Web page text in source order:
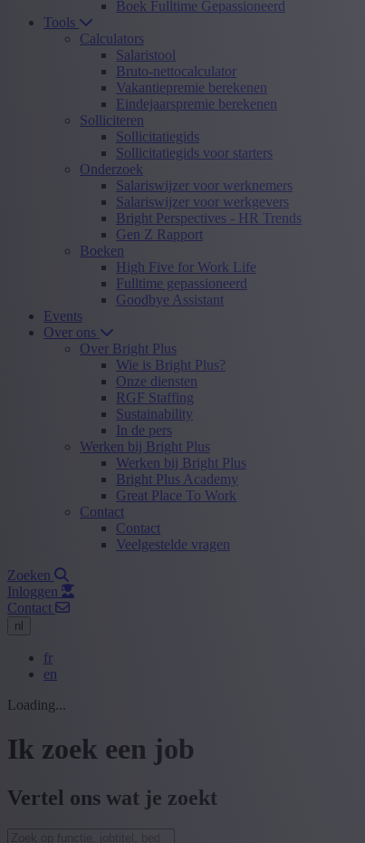
Boek Fulltime Gepassioneerd
Tools
Calculators
Salaristool
Bruto-nettocalculator
Vakantiepremie berekenen
Eindejaarspremie berekenen
Solliciteren
Sollicitatiegids
Sollicitatiegids voor starters
Onderzoek
Salariswijzer voor werknemers
Salariswijzer voor werkgevers
Bright Perspectives - HR Trends
Gen Z Rapport
Boeken
High Five for Work Life
Fulltime gepassioneerd
Goodbye Assistant
Events
Over ons
Over Bright Plus
Wie is Bright Plus?
Onze diensten
RGF Staffing
Sustainability
In de pers
Werken bij Bright Plus
Werken bij Bright Plus
Bright Plus Academy
Great Place To Work
Contact
Contact
Veelgestelde vragen
Zoeken
Inloggen
Contact
nl
fr
en
Loading...
Ik zoek een job
Vertel ons wat je zoekt